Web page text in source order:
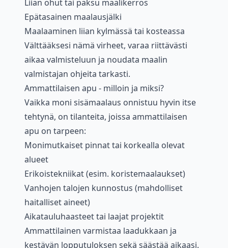
Liian ohut tai paksu maalikerros
Epätasainen maalausjälki
Maalaaminen liian kylmässä tai kosteassa
Välttääksesi nämä virheet, varaa riittävästi
aikaa valmisteluun ja noudata maalin
valmistajan ohjeita tarkasti.
Ammattilaisen apu - milloin ja miksi?
Vaikka moni sisämaalaus onnistuu hyvin itse
tehtynä, on tilanteita, joissa ammattilaisen
apu on tarpeen:
Monimutkaiset pinnat tai korkealla olevat
alueet
Erikoistekniikat (esim. koristemaalaukset)
Vanhojen talojen kunnostus (mahdolliset
haitalliset aineet)
Aikatauluhaasteet tai laajat projektit
Ammattilainen varmistaa laadukkaan ja
kestävän lopputuloksen sekä säästää aikaasi.